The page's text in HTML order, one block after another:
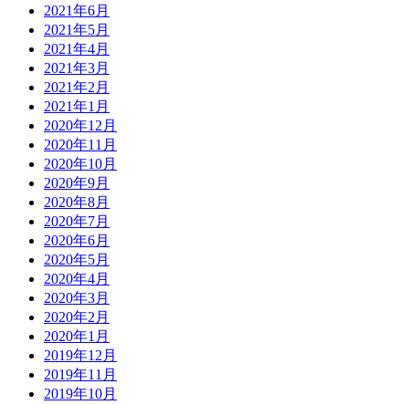
2021年6月
2021年5月
2021年4月
2021年3月
2021年2月
2021年1月
2020年12月
2020年11月
2020年10月
2020年9月
2020年8月
2020年7月
2020年6月
2020年5月
2020年4月
2020年3月
2020年2月
2020年1月
2019年12月
2019年11月
2019年10月